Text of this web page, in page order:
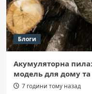
Блоги
Акумуляторна
модель для дому та
7 години тому назад